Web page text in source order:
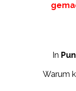
In
Warum